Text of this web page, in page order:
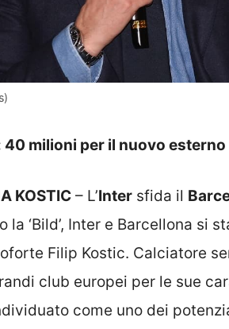
40 milioni per il nuovo esterno
KOSTIC – L’Inter sfida il
la ‘Bild’, Inter e Barcellona si
Filip Kostic. Calciatore
club europei per le sue
come uno dei